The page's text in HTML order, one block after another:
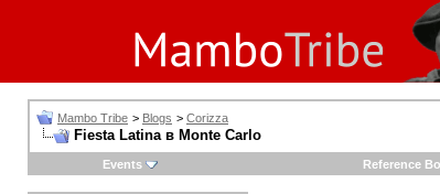
Mambo Tribe > Blogs > Corizza
Fiesta Latina в Monte Carlo
Events
Reference